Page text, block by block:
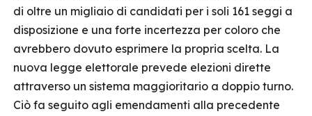
di oltre un migliaio di candidati per i soli 161 seggi a
disposizione e una forte incertezza per coloro che
avrebbero dovuto esprimere la propria scelta. La
nuova legge elettorale prevede elezioni dirette
attraverso un sistema maggioritario a doppio turno.
Ciò fa seguito agli emendamenti alla precedente